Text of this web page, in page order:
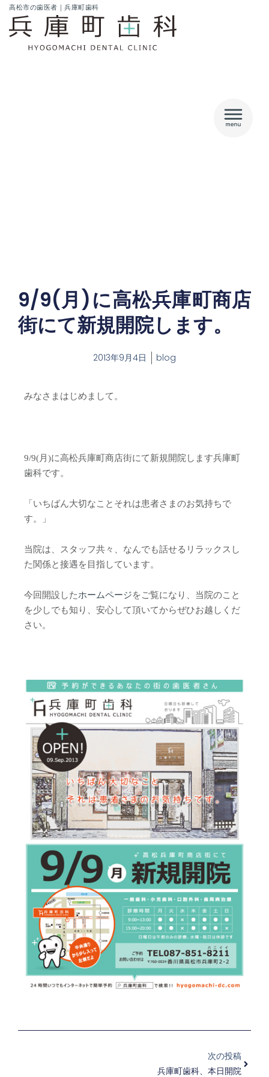
高松市の歯医者｜兵庫町歯科
9/9(月)に高松兵庫町商店
街にて新規開院します。
2013年9月4日 blog
みなさまはじめまして。
9/9(月)に高松兵庫町商店街にて新規開院します兵庫町
歯科です。
「いちばん大切なことそれは患者さまのお気持ちで
す。」
当院は、スタッフ共々、なんでも話せるリラックスし
た関係と接遇を目指しています。
今回開設したホームページをご覧になり、当院のこと
を少しでも知り、安心して頂いてからぜひお越しくだ
さい。
次の投稿
兵庫町歯科、本日開院